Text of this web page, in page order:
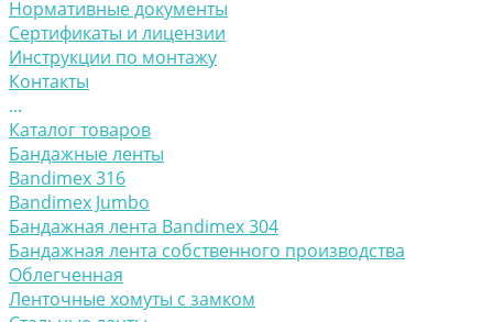
Нормативные документы
Сертификаты и лицензии
Инструкции по монтажу
Контакты
...
Каталог товаров
Бандажные ленты
Bandimex 316
Bandimex Jumbo
Бандажная лента Bandimex 304
Бандажная лента собственного производства
Облегченная
Ленточные хомуты с замком